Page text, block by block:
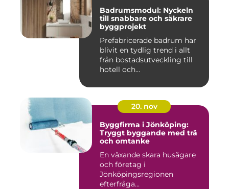
Badrumsmodul: Nyckeln
till snabbare och säkrare
byggprojekt
Prefabricerade badrum har
blivit en tydlig trend i allt
från bostadsutveckling till
hotell och...
20. nov
Byggfirma i Jönköping:
Tryggt byggande med trä
och omtanke
En växande skara husägare
och företag i
Jönköpingsregionen
efterfråga...